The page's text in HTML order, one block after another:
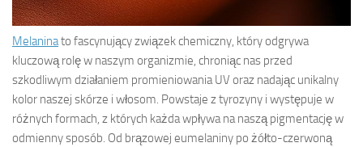
Melaninato fascynujący związek chemiczny, który odgrywa
kluczową rolę w naszym organizmie, chroniąc nas przed
szkodliwym działaniem promieniowania UV oraz nadając unikalny
kolor naszej skórze i włosom. Powstaje z tyrozyny i występuje w
różnych formach, z których każda wpływa na naszą pigmentację w
odmienny sposób. Od brązowej eumelaniny po żółto-czerwoną